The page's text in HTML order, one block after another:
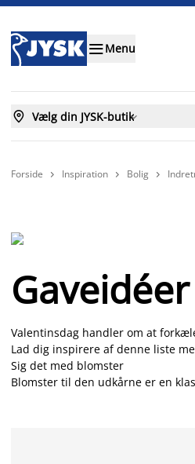
Menu
 Vælg din JYSK-butik
Forside  Inspiration  Bolig 
Valentinsdag handler om at
Lad dig inspirere af denne liste
Sig det med blomster
Blomster til den udkårne er en